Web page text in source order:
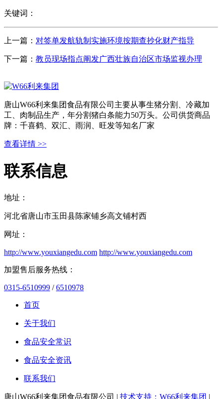
关键词：
上一篇： 对签单发航轨制实施环境按期查抄化财产指导
下一篇： 教员现场指点阐发广西壮族自治区市场监视办理
唐山W66利来集团食品有限公司主要从事生猪分割、冷藏加
工、肉制品生产，年分割猪白条能力50万头。公司供货商品
牌：千喜鹤、双汇、雨润、旺发等知名厂家
查看详情 >>
联系信息
地址：
河北省唐山市玉田县陈家铺乡高文铺村西
网址：
http://www.youxiangedu.com http://www.youxiangedu.com
加盟售后服务热线：
0315-6510999 /6510978
首页
关于我们
食品安全常识
食品安全资讯
联系我们
唐山W66利来集团食品有限公司 | 技术支持：W66利来集团 |